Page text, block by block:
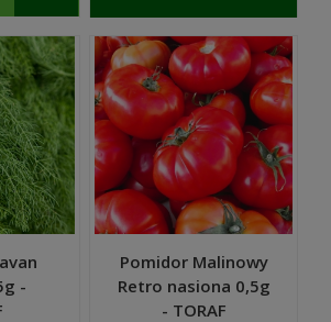
DOSTĘPNOŚCI
-
Pomidor Malinowy
Retro nasiona 0,5g
- TORAF